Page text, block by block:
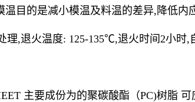
目的是减小模温及料温的差异,降低内
理,退火温度: 125-135℃,退火时间2小时,
主要成份为的聚碳酸酯（PC)树脂